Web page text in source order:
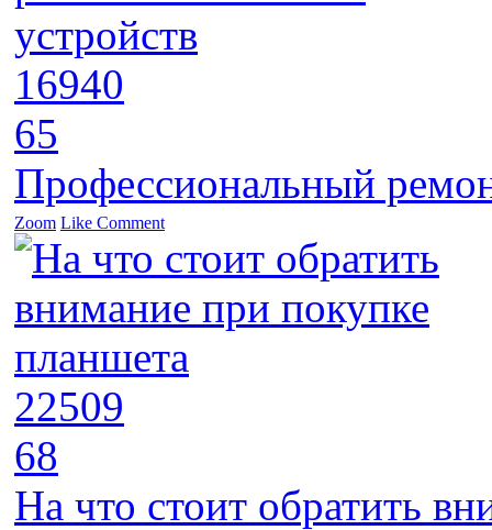
16940
65
Профессиональный
Zoom Like Comment
22509
68
На что стоит обратить